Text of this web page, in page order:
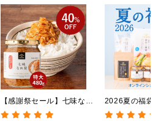
【感謝祭セール】七味なめ
茸 480g（特大）（八幡
2026夏の福袋
料】【オンライ